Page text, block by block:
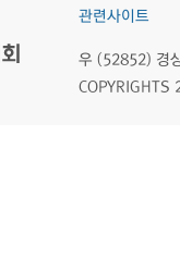
관련사이트
우 (52852) 경
COPYRIGHTS